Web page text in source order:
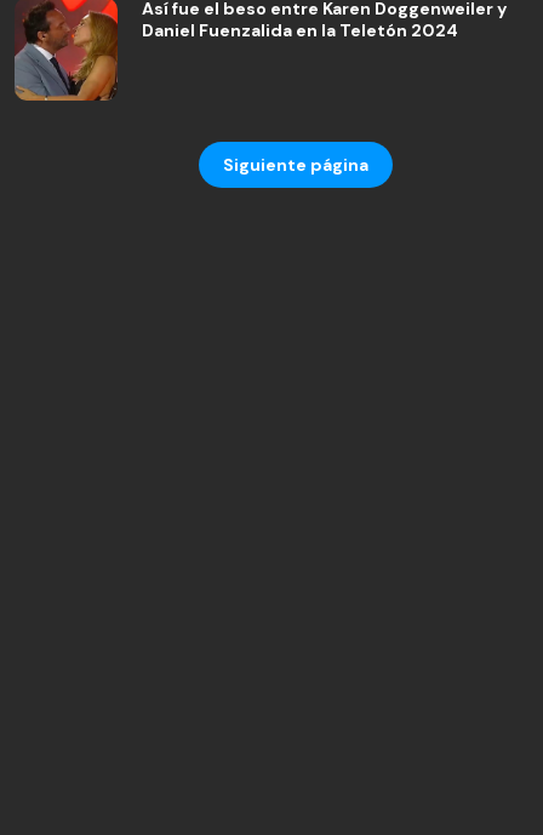
Así fue el beso entre Karen Doggenweiler y
Daniel Fuenzalida en la Teletón 2024
Siguiente página